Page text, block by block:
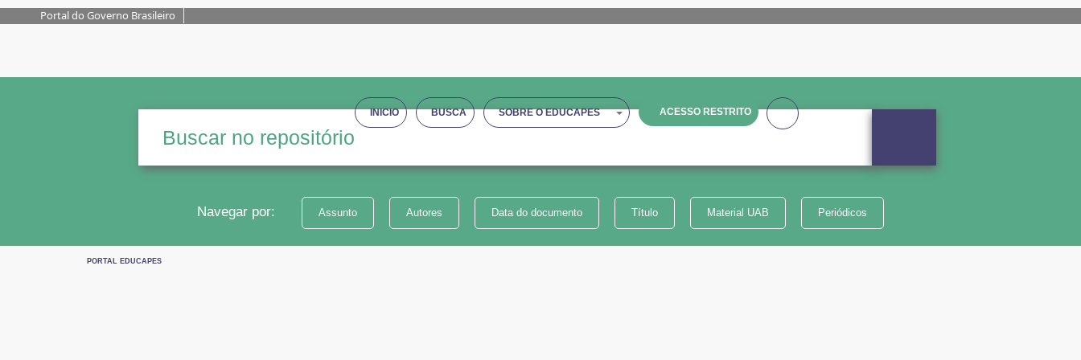
Portal do Governo Brasileiro
INICIO BUSCA SOBRE O EDUCAPES ACESSO RESTRITO
Navegar por: Assunto Autores Data do documento Título Material UAB Periódicos
PORTAL EDUCAPES